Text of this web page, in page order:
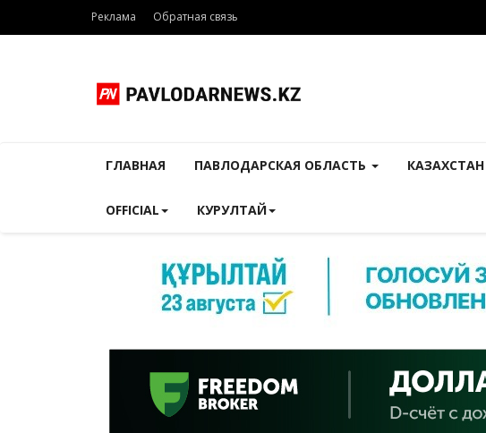
Реклама Обратная связь
ГЛАВНАЯ ПАВЛОДАРСКАЯ ОБЛАСТЬ КАЗАХСТАН
OFFICIAL КУРУЛТАЙ